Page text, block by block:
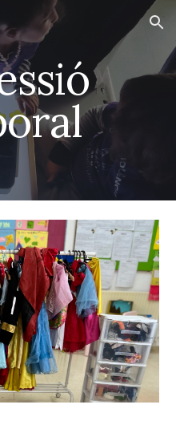
Skip to navigation